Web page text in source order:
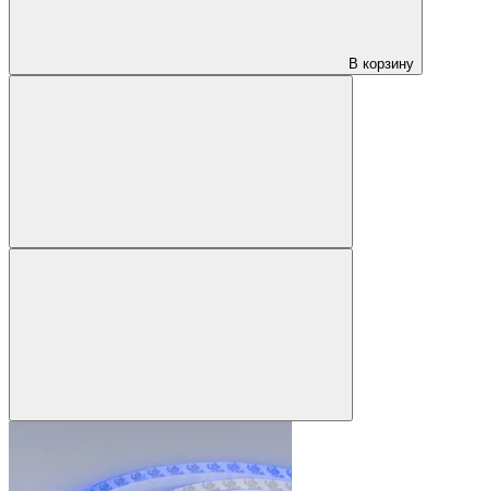
В корзину